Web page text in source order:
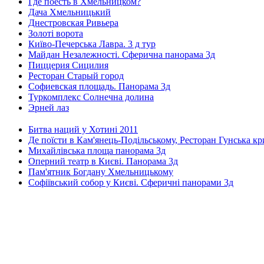
Дача Хмельницький
Днестровская Ривьера
Золоті ворота
Київо-Печерська Лавра. 3 д тур
Майдан Незалежності. Сферична панорама 3д
Пиццерия Сицилия
Ресторан Старый город
Софиевская площадь. Панорама 3д
Туркомплекс Солнечна долина
Эрней лаз
Битва наций у Хотині 2011
Де поїсти в Кам'янець-Подільському, Ресторан Гунська
Михайлівська площа панорама 3д
Оперний театр в Києві. Панорама 3д
Пам'ятник Богдану Хмельницькому
Софіївський собор у Києві. Сферичні панорами 3д